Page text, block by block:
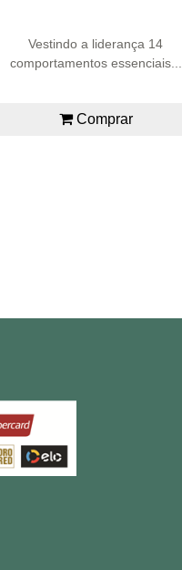
Vestindo a liderança 14
comportamentos essenciais...
Comprar